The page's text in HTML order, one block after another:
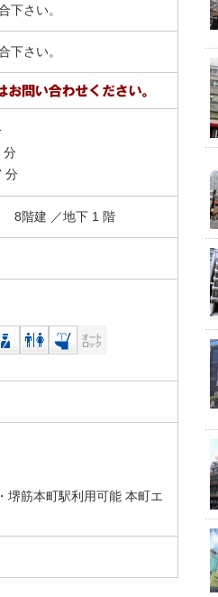
下さい。
下さい。
分
分
8階建 ／地下 1 階
堺筋本町駅利用可能 本町エ